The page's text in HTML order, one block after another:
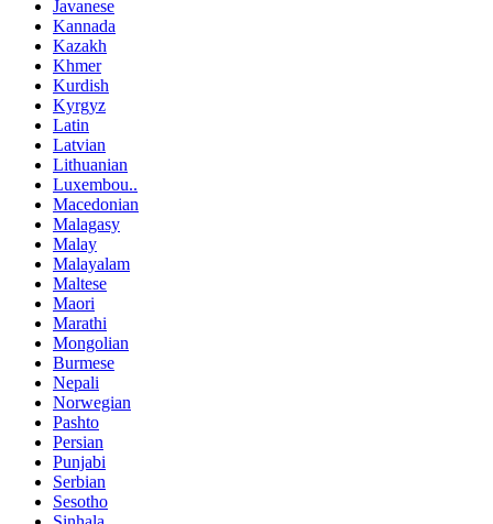
Javanese
Kannada
Kazakh
Khmer
Kurdish
Kyrgyz
Latin
Latvian
Lithuanian
Luxembou..
Macedonian
Malagasy
Malay
Malayalam
Maltese
Maori
Marathi
Mongolian
Burmese
Nepali
Norwegian
Pashto
Persian
Punjabi
Serbian
Sesotho